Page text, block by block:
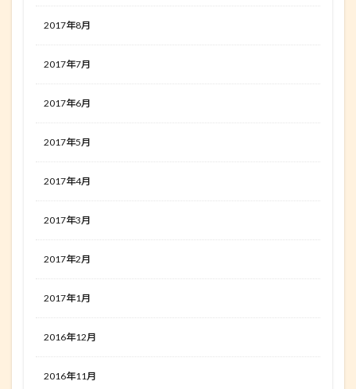
2017年8月
2017年7月
2017年6月
2017年5月
2017年4月
2017年3月
2017年2月
2017年1月
2016年12月
2016年11月